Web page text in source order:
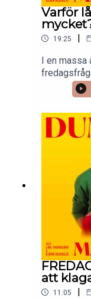
Varför
19:25 |
I en massa
katalogen.
att
11:05 |